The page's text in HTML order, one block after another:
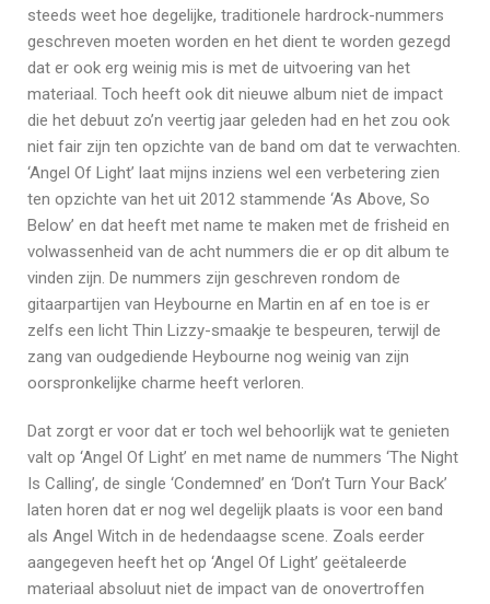
steeds weet hoe degelijke, traditionele hardrock-nummers
geschreven moeten worden en het dient te worden gezegd
dat er ook erg weinig mis is met de uitvoering van het
materiaal. Toch heeft ook dit nieuwe album niet de impact
die het debuut zo’n veertig jaar geleden had en het zou ook
niet fair zijn ten opzichte van de band om dat te verwachten.
‘Angel Of Light’ laat mijns inziens wel een verbetering zien
ten opzichte van het uit 2012 stammende ‘As Above, So
Below’ en dat heeft met name te maken met de frisheid en
volwassenheid van de acht nummers die er op dit album te
vinden zijn. De nummers zijn geschreven rondom de
gitaarpartijen van Heybourne en Martin en af en toe is er
zelfs een licht Thin Lizzy-smaakje te bespeuren, terwijl de
zang van oudgediende Heybourne nog weinig van zijn
oorspronkelijke charme heeft verloren.
Dat zorgt er voor dat er toch wel behoorlijk wat te genieten
valt op ‘Angel Of Light’ en met name de nummers ‘The Night
Is Calling’, de single ‘Condemned’ en ‘Don’t Turn Your Back’
laten horen dat er nog wel degelijk plaats is voor een band
als Angel Witch in de hedendaagse scene. Zoals eerder
aangegeven heeft het op ‘Angel Of Light’ geëtaleerde
materiaal absoluut niet de impact van de onovertroffen